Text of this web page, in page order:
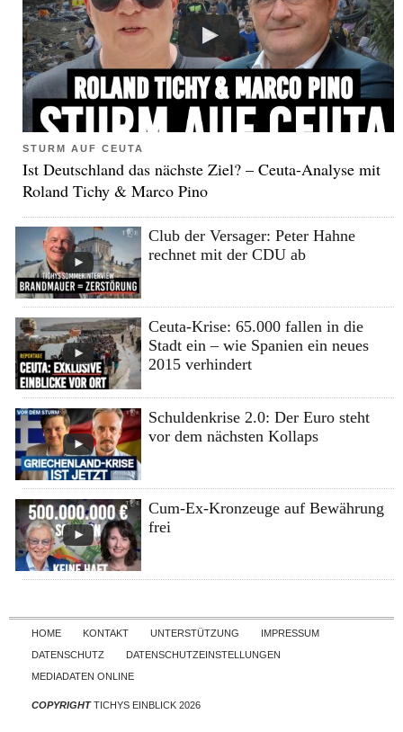
STURM AUF CEUTA
Ist Deutschland das nächste Ziel? – Ceuta-Analyse mit
Roland Tichy & Marco Pino
Club der Versager: Peter Hahne
rechnet mit der CDU ab
Ceuta-Krise: 65.000 fallen in die
Stadt ein – wie Spanien ein neues
2015 verhindert
Schuldenkrise 2.0: Der Euro steht
vor dem nächsten Kollaps
Cum-Ex-Kronzeuge auf Bewährung
frei
Skip to content
HOME KONTAKT UNTERSTÜTZUNG
IMPRESSUM
DATENSCHUTZ
DATENSCHUTZEINSTELLUNGEN
MEDIADATEN ONLINE
COPYRIGHTTICHYS EINBLICK 2026